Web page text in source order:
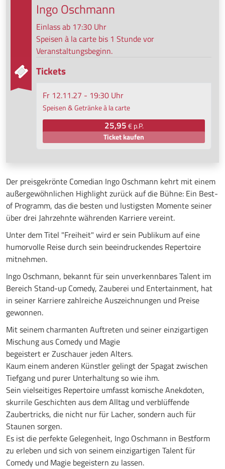
Der preisgekrönte Comedian Ingo Oschmann kehrt mit einem
außergewöhnlichen Highlight zurück auf die Bühne: Ein Best-
of Programm, das die besten und lustigsten Momente seiner
über drei Jahrzehnte währenden Karriere vereint.
Unter dem Titel "Freiheit" wird er sein Publikum auf eine
humorvolle Reise durch sein beeindruckendes Repertoire
mitnehmen.
Ingo Oschmann, bekannt für sein unverkennbares Talent im
Bereich Stand-up Comedy, Zauberei und Entertainment, hat
in seiner Karriere zahlreiche Auszeichnungen und Preise
gewonnen.
Mit seinem charmanten Auftreten und seiner einzigartigen
Mischung aus Comedy und Magie
begeistert er Zuschauer jeden Alters.
Kaum einem anderen Künstler gelingt der Spagat zwischen
Tiefgang und purer Unterhaltung so wie ihm.
Sein vielseitiges Repertoire umfasst komische Anekdoten,
skurrile Geschichten aus dem Alltag und verblüffende
Zaubertricks, die nicht nur für Lacher, sondern auch für
Staunen sorgen.
Es ist die perfekte Gelegenheit, Ingo Oschmann in Bestform
zu erleben und sich von seinem einzigartigen Talent für
Comedy und Magie begeistern zu lassen.
Ingo Oschmann
Einlass ab 17:30 Uhr
Speisen à la carte bis 1 Stunde vor
Veranstaltungsbeginn.
Tickets
Fr 12.11.27 - 19:30 Uhr
Speisen & Getränke à la carte
25,95€ p.P.
Ticket kaufen